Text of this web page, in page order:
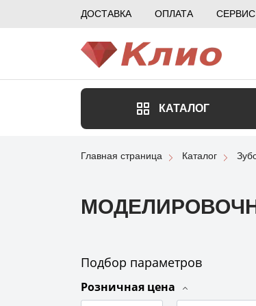
ДОСТАВКА ОПЛАТА
КАТАЛОГ
Главная страница Каталог
Подбор параметров
Розничная цена